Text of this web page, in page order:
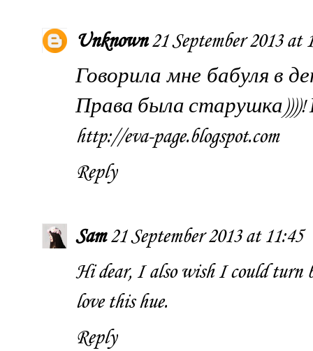
Unknown 21 September 2013 at
Говорила мне бабуля в
Права была
http://eva-page.blogspot.com
Reply
Sam 21 September 2013 at 11:45
Hi dear, I also wish I could turn
love this hue.
Reply